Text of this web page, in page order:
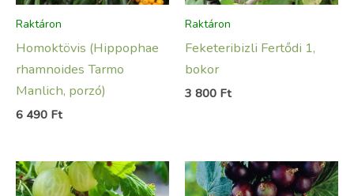
Raktáron
Homoktövis (Hippophae
rhamnoides Tarmo
Manlich, porzó)
6 490 Ft
Raktáron
Feketeribizli Fertődi 1,
bokor
3 800 Ft